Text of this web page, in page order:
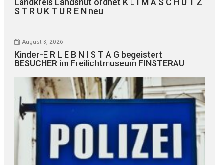
Landkreis Landshut ordnet K L I M A S C H U T Z
S T R U K T U R E N neu
August 8, 2026
Kinder-E R L E B N I S T A G begeistert
BESUCHER im Freilichtmuseum FINSTERAU